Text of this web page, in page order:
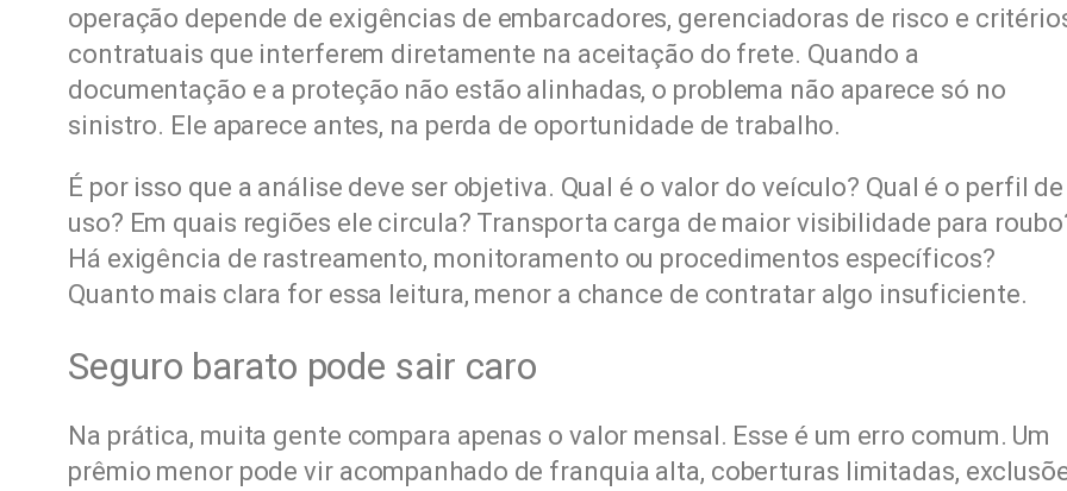
operação depende de exigências de embarcadores, gerenciadoras de risco e
contratuais que interferem diretamente na aceitação do frete. Quando a
documentação e a proteção não estão alinhadas, o problema não aparece só no
sinistro. Ele aparece antes, na perda de oportunidade de trabalho.
É por isso que a análise deve ser objetiva. Qual é o valor do veículo? Qual é o perfil de
uso? Em quais regiões ele circula? Transporta carga de maior visibilidade para
Há exigência de rastreamento, monitoramento ou procedimentos específicos?
Quanto mais clara for essa leitura, menor a chance de contratar algo insuficiente.
Seguro barato pode sair caro
Na prática, muita gente compara apenas o valor mensal. Esse é um erro comum. Um
prêmio menor pode vir acompanhado de franquia alta, coberturas limitadas,